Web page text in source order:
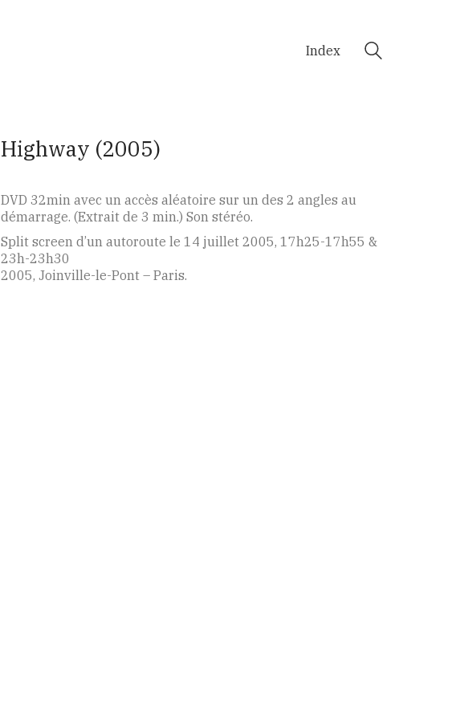
Index
Highway (2005)
DVD 32min avec un accès aléatoire sur un des 2 angles au
démarrage. (Extrait de 3 min.) Son stéréo.
Split screen d’un autoroute le 14 juillet 2005, 17h25-17h55 &
23h-23h30
2005, Joinville-le-Pont – Paris.